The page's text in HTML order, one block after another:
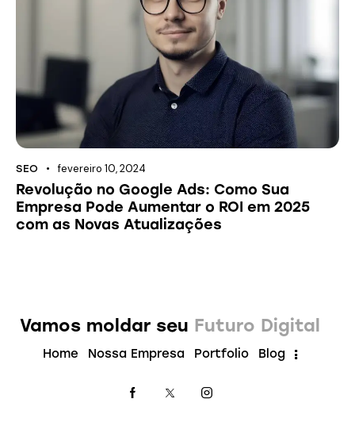
SEO fevereiro 10, 2024
Revolução no Google Ads: Como Sua
Empresa Pode Aumentar o ROI em 2025
com as Novas Atualizações
Vamos moldar seu Futuro Digital
Home Nossa Empresa Portfolio Blog